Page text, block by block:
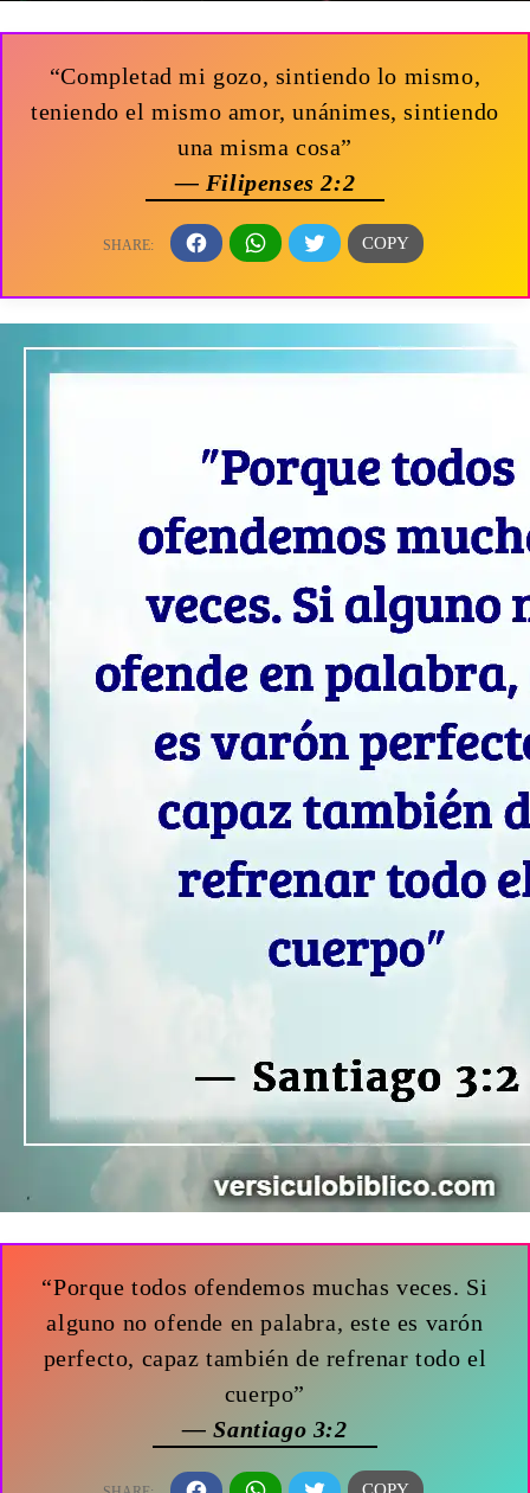
“Completad mi gozo, sintiendo lo mismo,
teniendo el mismo amor, unánimes, sintiendo
una misma cosa”
— Filipenses 2:2
“Porque todos ofendemos muchas veces. Si
alguno no ofende en palabra, este es varón
perfecto, capaz también de refrenar todo el
cuerpo”
— Santiago 3:2